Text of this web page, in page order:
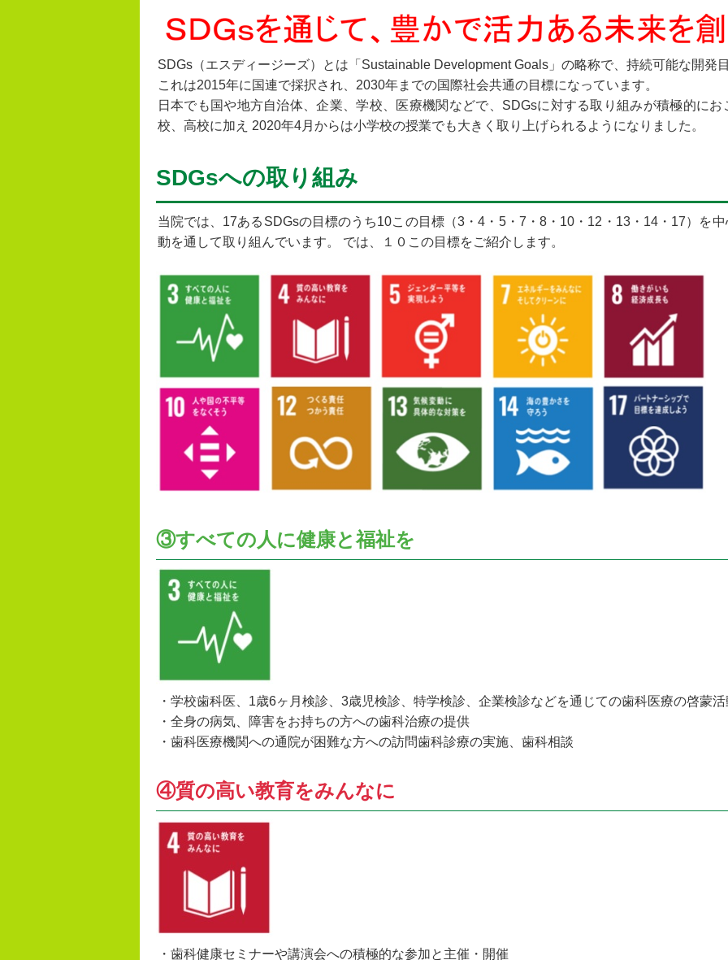
SDGs（エスディージーズ）とは「Sustainable Development Goals」の略称で、持続可能な開発
これは2015年に国連で採択され、2030年までの国際社会共通の目標になっています。
日本でも国や地方自治体、企業、学校、医療機関などで、SDGsに対する取り組みが積極的に
校、高校に加え 2020年4月からは小学校の授業でも大きく取り上げられるようになりました。
SDGsへの取り組み
当院では、17あるSDGsの目標のうち10この目標（3・4・5・7・8・10・12・13・14・17）を
動を通して取り組んでいます。 では、１０この目標をご紹介します。
③すべての人に健康と福祉を
・学校歯科医、1歳6ヶ月検診、3歳児検診、特学検診、企業検診などを通じての歯科医療の啓蒙活
・全身の病気、障害をお持ちの方への歯科治療の提供
・歯科医療機関への通院が困難な方への訪問歯科診療の実施、歯科相談
④質の高い教育をみんなに
・歯科健康セミナーや講演会への積極的な参加と主催・開催